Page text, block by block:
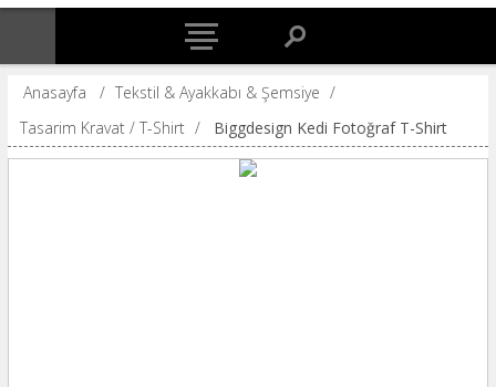
Anasayfa / Tekstil & Ayakkabı & Şemsiye /
Tasarim Kravat / T-Shirt / Biggdesign Kedi Fotoğraf T-Shirt